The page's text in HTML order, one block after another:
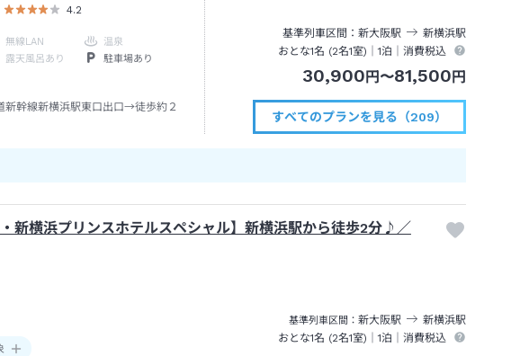
4.2
無線LAN
温泉
露天風呂あり
駐車場あり
新幹線新横浜駅東口出口→徒歩約２
基準列車区間 新大阪駅 新横浜駅
おとな1名 (2名1室)｜1泊 ｜消費税込
30,900円〜81,500円
すべてのプランを見る（209）
新横浜プリンスホテルスペシャル】新横浜駅から徒歩2分♪／
基準列車区間 新大阪駅 新横浜駅
おとな1名 (2名1室)｜1泊 ｜消費税込